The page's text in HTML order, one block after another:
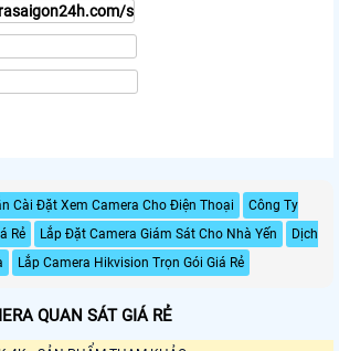
Cài Đặt Xem Camera Cho Điện Thoại
Công Ty
Rẻ
Lắp Đặt Camera Giám Sát Cho Nhà Yến
Dịch
Lắp Camera Hikvision Trọn Gói Giá Rẻ
QUAN SÁT GIÁ RẺ